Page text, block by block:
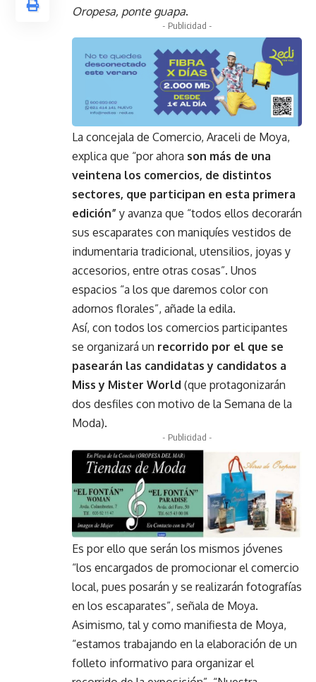
Oropesa, ponte guapa.
- Publicidad -
La concejala de Comercio, Araceli de Moya,
explica que “por ahora son más de una
veintena los comercios, de distintos
sectores, que participan en esta primera
edición” y avanza que “todos ellos decorarán
sus escaparates con maniquíes vestidos de
indumentaria tradicional, utensilios, joyas y
accesorios, entre otras cosas”. Unos
espacios “a los que daremos color con
adornos florales”, añade la edila.
Así, con todos los comercios participantes
se organizará un recorrido por el que se
pasearán las candidatas y candidatos a
Miss y Mister World (que protagonizarán
dos desfiles con motivo de la Semana de la
Moda).
- Publicidad -
Es por ello que serán los mismos jóvenes
“los encargados de promocionar el comercio
local, pues posarán y se realizarán fotografías
en los escaparates”, señala de Moya.
Asimismo, tal y como manifiesta de Moya,
“estamos trabajando en la elaboración de un
folleto informativo para organizar el